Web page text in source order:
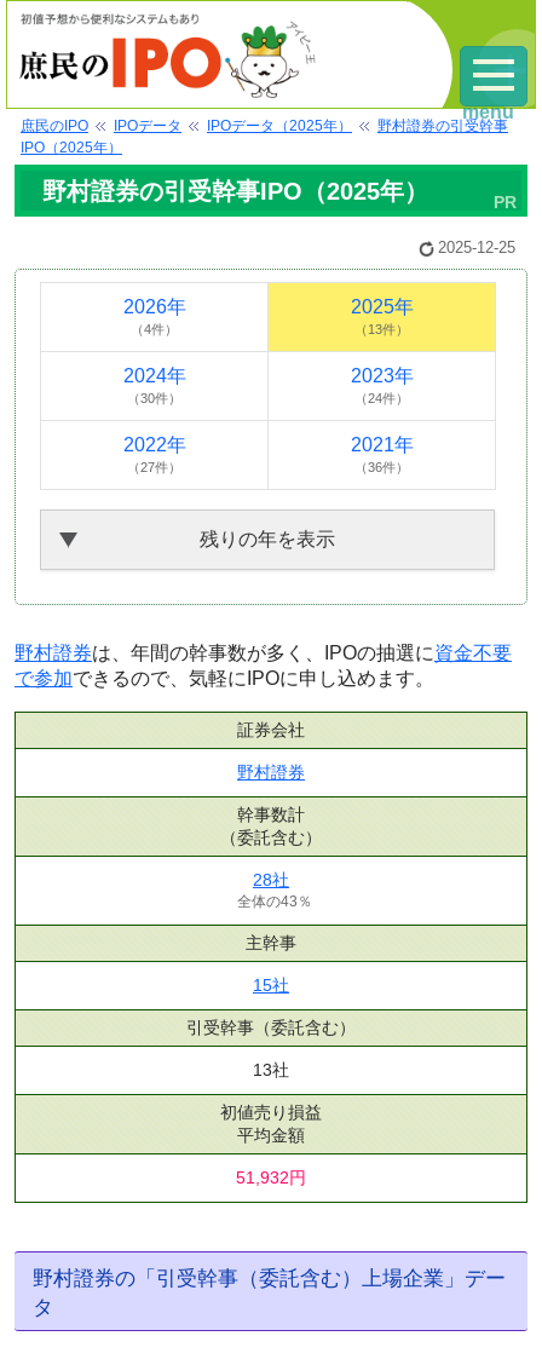
庶民のIPO IPOデータ IPOデータ（2025年）
野村證券の引受幹事
IPO（2025年）
野村證券の引受幹事IPO（2025年）
2025-12-25
2026年
（4件）
2025年
（13件）
2024年
（30件）
2023年
（24件）
2022年
（27件）
2021年
（36件）
残りの年を表示
野村證券は、年間の幹事数が多く、IPOの抽選に資金不要
で参加できるので、気軽にIPOに申し込めます。
証券会社
野村證券
幹事数計
（委託含む）
28社
全体の43％
主幹事
15社
引受幹事 （委託含む）
13社
初値売り損益
平均金額
51,932円
野村證券の「引受幹事（委託含む）上場企業」デー
タ
menu